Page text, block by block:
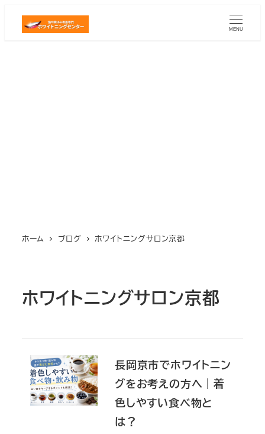
MENU
ホーム ブログ ホワイトニングサロン京都
ホワイトニングサロン京都
長岡京市でホワイトニン
グをお考えの方へ｜着
色しやすい食べ物と
は？